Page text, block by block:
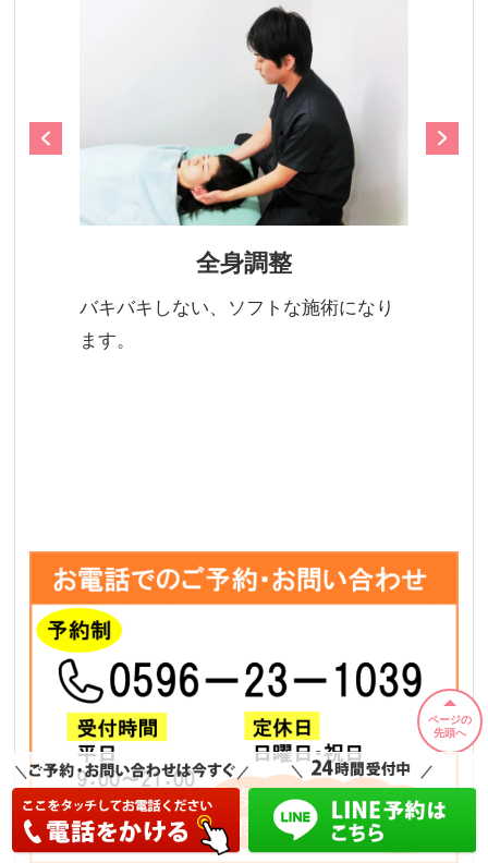
全身調整
バキバキしない、ソフトな施術になり
ます。
ページの
先頭へ